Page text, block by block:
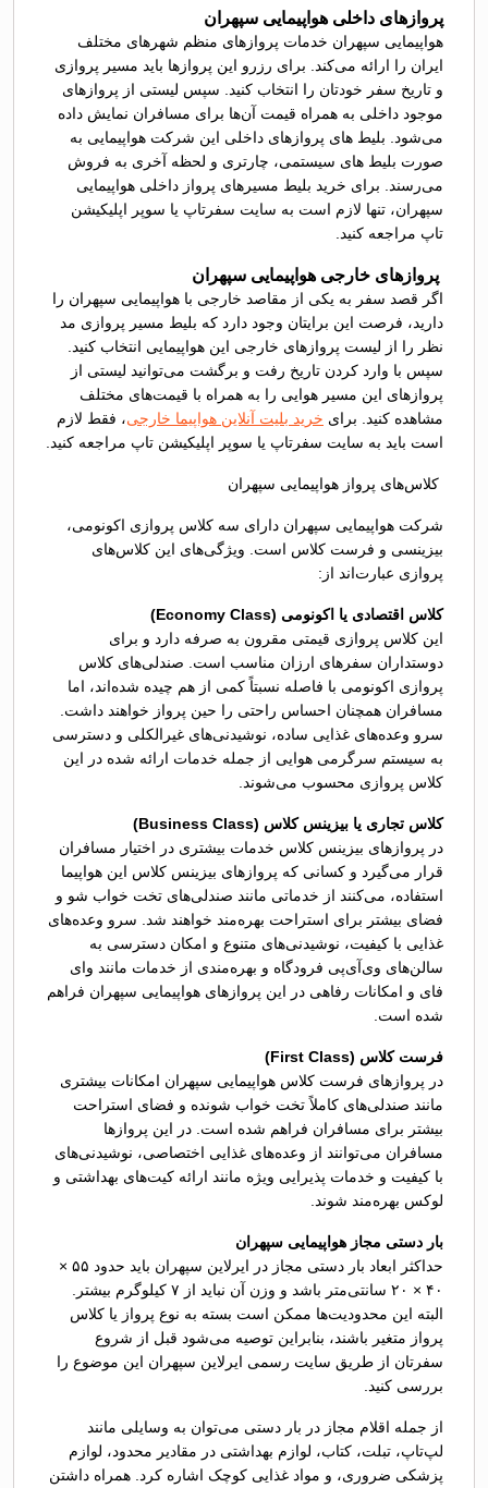
پروازهای داخلی هواپیمایی سپهران
هواپیمایی سپهران خدمات پروازهای منظم شهرهای مختلف
ایران را ارائه می‌کند. برای رزرو این پروازها باید مسیر پروازی
و تاریخ سفر خودتان را انتخاب کنید. سپس لیستی از پروازهای
موجود داخلی به همراه قیمت آن‌ها برای مسافران نمایش داده
می‌شود. بلیط های پروازهای داخلی این شرکت هواپیمایی به
صورت بلیط های سیستمی، چارتری و لحظه آخری به فروش
می‌رسند. برای خرید بلیط مسیرهای پرواز داخلی هواپیمایی
سپهران، تنها لازم است به سایت سفرتاپ یا سوپر اپلیکیشن
تاپ مراجعه کنید.
پروازهای خارجی هواپیمایی سپهران
اگر قصد سفر به یکی از مقاصد خارجی با هواپیمایی سپهران را
دارید، فرصت این برایتان وجود دارد که بلیط مسیر پروازی مد
نظر را از لیست پروازهای خارجی این هواپیمایی انتخاب کنید.
سپس با وارد کردن تاریخ رفت و برگشت می‌توانید لیستی از
پروازهای این مسیر هوایی را به همراه با قیمت‌های مختلف
مشاهده کنید. برای خرید بلیت آنلاین هواپیما خارجی، فقط لازم
است باید به سایت سفرتاپ یا سوپر اپلیکیشن تاپ مراجعه کنید.
کلاس‌های پرواز هواپیمایی سپهران
شرکت هواپیمایی سپهران دارای سه کلاس پروازی اکونومی،
بیزینسی و فرست کلاس است. ویژگی‌های این کلاس‌های
پروازی عبارت‌اند از:
کلاس اقتصادی یا اکونومی (Economy Class)
این کلاس پروازی قیمتی مقرون به صرفه دارد و برای
دوستداران سفرهای ارزان مناسب است. صندلی‌های کلاس
پروازی اکونومی با فاصله نسبتاً کمی از هم چیده شده‌اند، اما
مسافران همچنان احساس راحتی را حین پرواز خواهند داشت.
سرو وعده‌های غذایی ساده، نوشیدنی‌های غیرالکلی و دسترسی
به سیستم سرگرمی هوایی از جمله خدمات ارائه شده در این
کلاس پروازی محسوب می‌شوند.
کلاس تجاری یا بیزینس کلاس (Business Class)
در پروازهای بیزینس کلاس خدمات بیشتری در اختیار مسافران
قرار می‌گیرد و کسانی که پروازهای بیزینس کلاس این هواپیما
استفاده، می‌کنند از خدماتی مانند صندلی‌های تخت خواب شو و
فضای بیشتر برای استراحت بهره‌مند خواهند شد. سرو وعده‌های
غذایی با کیفیت، نوشیدنی‌های متنوع و امکان دسترسی به
سالن‌های وی‌آی‌پی فرودگاه و بهره‌مندی از خدمات مانند وای
فای و امکانات رفاهی در این پروازهای هواپیمایی سپهران فراهم
شده است.
فرست کلاس (First Class)
در پروازهای فرست کلاس هواپیمایی سپهران امکانات بیشتری
مانند صندلی‌های کاملاً تخت خواب شونده و فضای استراحت
بیشتر برای مسافران فراهم شده است. در این پروازها
مسافران می‌توانند از وعده‌های غذایی اختصاصی، نوشیدنی‌های
با کیفیت و خدمات پذیرایی ویژه مانند ارائه کیت‌های بهداشتی و
لوکس بهره‌مند شوند.
بار دستی مجاز هواپیمایی سپهران
حداکثر ابعاد بار دستی مجاز در ایرلاین سپهران باید حدود ۵۵ ×
۴۰ × ۲۰ سانتی‌متر باشد و وزن آن نباید از ۷ کیلوگرم بیشتر.
البته این محدودیت‌ها ممکن است بسته به نوع پرواز یا کلاس
پرواز متغیر باشند، بنابراین توصیه می‌شود قبل از شروع
سفرتان از طریق سایت رسمی ایرلاین سپهران این موضوع را
بررسی کنید.
از جمله اقلام مجاز در بار دستی می‌توان به وسایلی مانند
لپ‌تاپ، تبلت، کتاب، لوازم بهداشتی در مقادیر محدود، لوازم
پزشکی ضروری، و مواد غذایی کوچک اشاره کرد. همراه داشتن